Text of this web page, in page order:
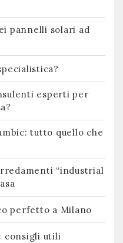
pannelli solari ad
esperti per
tutto quello che
“industrial
perfetto a Milano
consigli utili